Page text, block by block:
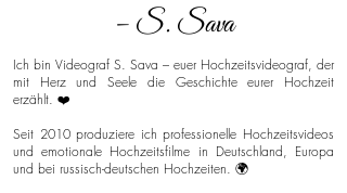
– S. Sava
Ich bin Videograf S. Sava – euer Hochzeitsvideograf, der
mit Herz und Seele die Geschichte eurer Hochzeit
erzählt. ❤️
Seit 2010 produziere ich professionelle Hochzeitsvideos
und emotionale Hochzeitsfilme in Deutschland, Europa
und bei russisch-deutschen Hochzeiten. 🌍